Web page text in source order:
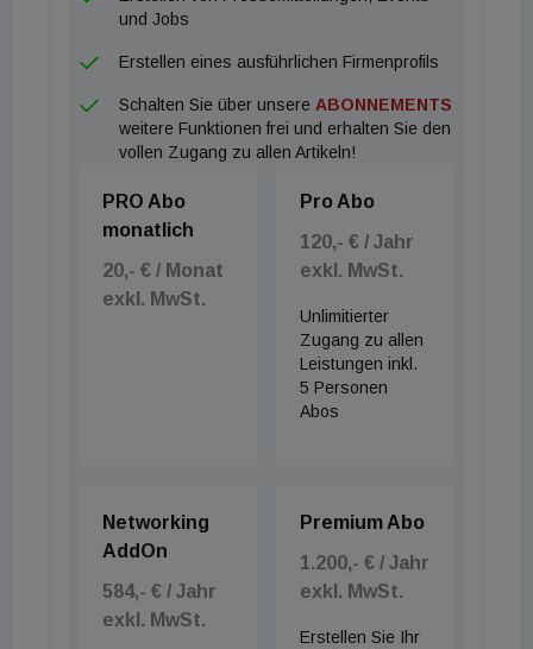
und Jobs
Erstellen eines ausführlichen Firmenprofils
Schalten Sie über unsere ABONNEMENTS
weitere Funktionen frei und erhalten Sie den
vollen Zugang zu allen Artikeln!
PRO Abo
monatlich
20,- € / Monat
exkl. MwSt.
Pro Abo
120,- € / Jahr
exkl. MwSt.
Unlimitierter
Zugang zu allen
Leistungen inkl.
5 Personen
Abos
Networking
AddOn
584,- € / Jahr
exkl. MwSt.
Premium Abo
1.200,- € / Jahr
exkl. MwSt.
Erstellen Sie Ihr